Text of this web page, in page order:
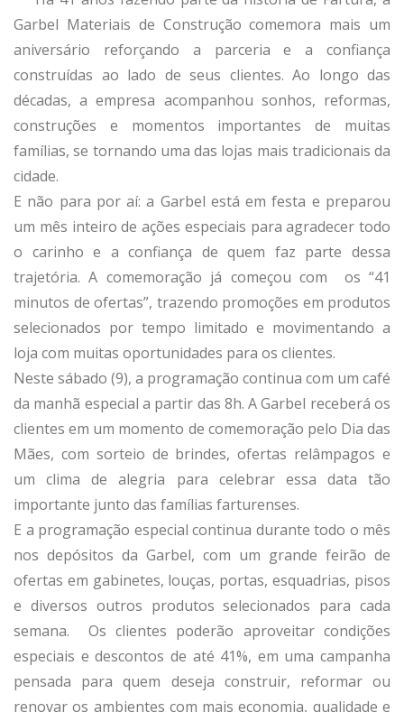
Garbel Materiais de Construção comemora mais um
aniversário reforçando a parceria e a confiança
construídas ao lado de seus clientes. Ao longo das
décadas, a empresa acompanhou sonhos, reformas,
construções e momentos importantes de muitas
famílias, se tornando uma das lojas mais tradicionais da
cidade.
E não para por aí: a Garbel está em festa e preparou
um mês inteiro de ações especiais para agradecer todo
o carinho e a confiança de quem faz parte dessa
trajetória. A comemoração já começou com os “41
minutos de ofertas”, trazendo promoções em produtos
selecionados por tempo limitado e movimentando a
loja com muitas oportunidades para os clientes.
Neste sábado (9), a programação continua com um café
da manhã especial a partir das 8h. A Garbel receberá os
clientes em um momento de comemoração pelo Dia das
Mães, com sorteio de brindes, ofertas relâmpagos e
um clima de alegria para celebrar essa data tão
importante junto das famílias farturenses.
E a programação especial continua durante todo o mês
nos depósitos da Garbel, com um grande feirão de
ofertas em gabinetes, louças, portas, esquadrias, pisos
e diversos outros produtos selecionados para cada
semana. Os clientes poderão aproveitar condições
especiais e descontos de até 41%, em uma campanha
pensada para quem deseja construir, reformar ou
renovar os ambientes com mais economia, qualidade e